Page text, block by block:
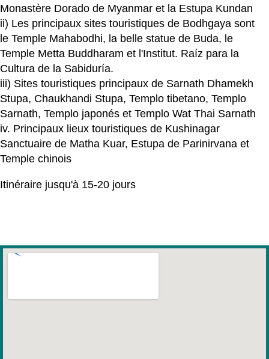
Monastère Dorado de Myanmar et la Estupa Kundan
ii) Les principaux sites touristiques de Bodhgaya sont
le Temple Mahabodhi, la belle statue de Buda, le
Temple Metta Buddharam et l'Institut. Raíz para la
Cultura de la Sabiduría.
iii) Sites touristiques principaux de Sarnath Dhamekh
Stupa, Chaukhandi Stupa, Templo tibetano, Templo
Sarnath, Templo japonés et Templo Wat Thai Sarnath
iv. Principaux lieux touristiques de Kushinagar
Sanctuaire de Matha Kuar, Estupa de Parinirvana et
Temple chinois
Itinéraire jusqu'à 15-20 jours